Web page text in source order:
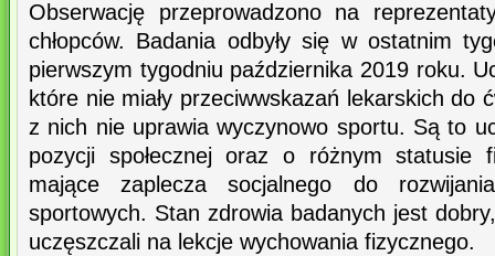
Obserwację przeprowadzono na
chłopców. Badania odbyły się w ostatnim
pierwszym tygodniu października 2019 roku.
które nie miały przeciwwskazań lekarskich do
z nich nie uprawia wyczynowo sportu. Są to
pozycji społecznej oraz o różnym statusie
mające zaplecza socjalnego do
sportowych. Stan zdrowia badanych jest
uczęszczali na lekcje wychowania fizycznego.